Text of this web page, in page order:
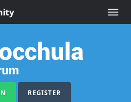
Toggle
REGISTER